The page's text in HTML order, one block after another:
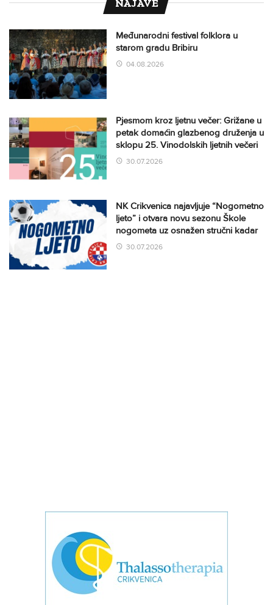
NAJAVE
Međunarodni festival folklora u
starom gradu Bribiru
04.08.2026
Pjesmom kroz ljetnu večer: Grižane u
petak domaćin glazbenog druženja u
sklopu 25. Vinodolskih ljetnih večeri
30.07.2026
NK Crikvenica najavljuje “Nogometno
ljeto” i otvara novu sezonu Škole
nogometa uz osnažen stručni kadar
30.07.2026